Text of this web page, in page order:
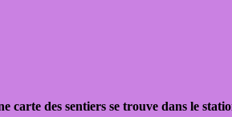
carte des sentiers se trouve dans le